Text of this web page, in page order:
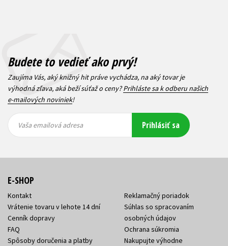
Budete to vedieť ako prvý!
Zaujíma Vás, aký knižný hit práve vychádza, na aký tovar je
výhodná zľava, aká beží súťaž o ceny?Prihláste sa k odberu našich
e-mailových noviniek!
emailová
emailová
Vaša emailová adresa Prihlásiť sa
E-SHOP
Kontakt
Vrátenie tovaru v lehote 14 dní
Cenník dopravy
FAQ
Spôsoby doručenia a platby
Reklamačný poriadok
Súhlas so spracovaním
osobných údajov
Ochrana súkromia
Nakupujte výhodne